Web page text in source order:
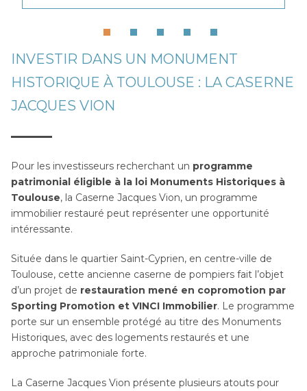
INVESTIR DANS UN MONUMENT
HISTORIQUE À TOULOUSE : LA CASERNE
JACQUES VION
Pour les investisseurs recherchant un programme
patrimonial éligible à la loi Monuments Historiques à
Toulouse, la Caserne Jacques Vion, un programme
immobilier restauré peut représenter une opportunité
intéressante.
Située dans le quartier Saint-Cyprien, en centre-ville de
Toulouse, cette ancienne caserne de pompiers fait l’objet
d’un projet de restauration mené en copromotion par
Sporting Promotion et VINCI Immobilier. Le programme
porte sur un ensemble protégé au titre des Monuments
Historiques, avec des logements restaurés et une
approche patrimoniale forte.
La Caserne Jacques Vion présente plusieurs atouts pour